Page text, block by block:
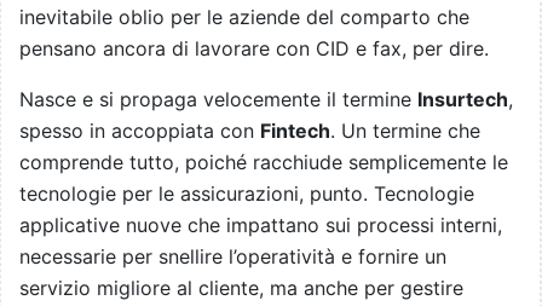
inevitabile oblio per le aziende del comparto che
pensano ancora di lavorare con CID e fax, per dire.
Nasce e si propaga velocemente il termine Insurtech,
spesso in accoppiata con Fintech. Un termine che
comprende tutto, poiché racchiude semplicemente le
tecnologie per le assicurazioni, punto. Tecnologie
applicative nuove che impattano sui processi interni,
necessarie per snellire l’operatività e fornire un
servizio migliore al cliente, ma anche per gestire